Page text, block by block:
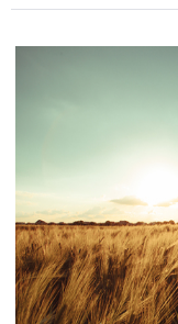
을개편하여반려동물